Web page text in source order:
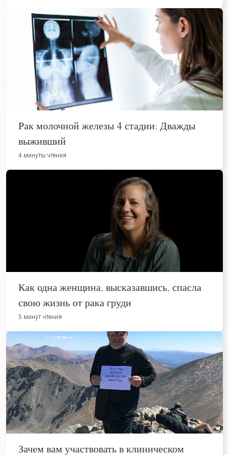
Рак молочной железы 4 стадии: Дважды
выживший
4 минуты чтения
Как одна женщина, высказавшись, спасла
свою жизнь от рака груди
5 минут чтения
Зачем вам участвовать в клиническом